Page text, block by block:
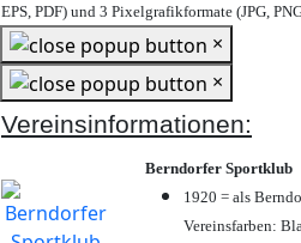
EPS, PDF) und 3 Pixelgrafikformate (JPG,
×
×
Vereinsinformationen:
Berndorfer Sportklub
1920 = als
Vereinsfarben: